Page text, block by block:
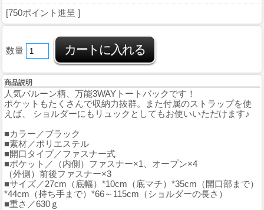
[750ポイント進呈 ]
数量
商品説明
人気バルーン柄、万能3WAYトートバックです！
ポケットもたくさんで収納力抜群。また付属のストラップを使
えば、 ショルダーにもリュックとしてもお使いいただけます♪
■カラー／ブラック
■素材／ポリエステル
■開口タイプ／ファスナー式
■ポケット／（内側）ファスナー×1、オープン×4
（外側）前後ファスナー×3
■サイズ／27cm（底幅）*10cm（底マチ）*35cm（開口部まで）
*44cm（持ち手まで）*66～115cm（ショルダーの長さ）
■重さ／630ｇ